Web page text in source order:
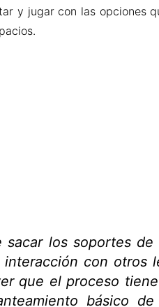
y jugar con las opciones
los soportes
con otros
que el proceso
básico